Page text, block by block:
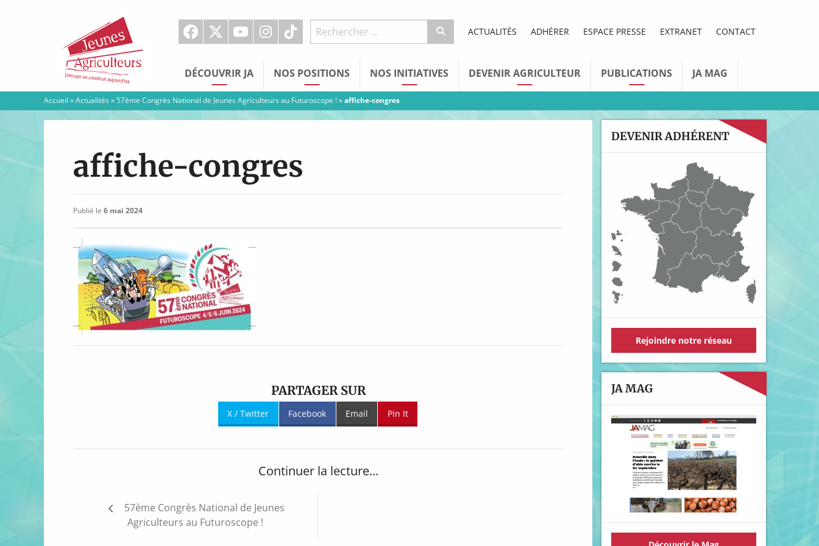
Agriculteurs
ACTUALITÉS ADHÉRER ESPACE PRESSE EXTRANET CONTACT
DÉCOUVRIR JA NOS POSITIONS NOS INITIATIVES DEVENIR AGRICULTEUR PUBLICATIONS JA MAG
Accueil »Actualités»57ème Congrès National de Jeunes Agriculteurs au Futuroscope !»affiche-congres
affiche-congres
Publié le 6 mai 2024
PARTAGER SUR
X / Twitter Facebook Email Pin It
Continuer la lecture...
Navigation57ème Congrès National de Jeunes
Agriculteurs au Futuroscope !
DEVENIR ADHÉRENT
Rejoindre notre réseau
JA MAG